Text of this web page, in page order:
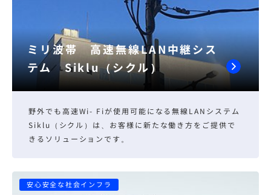
ミリ波帯 高速無線LAN中継シス
テム Siklu（シクル）
野外でも高速Wi- Fiが使用可能になる無線LANシステム
Siklu（シクル）は、お客様に新たな働き方をご提供で
きるソリューションです。
安心安全な社会インフラ